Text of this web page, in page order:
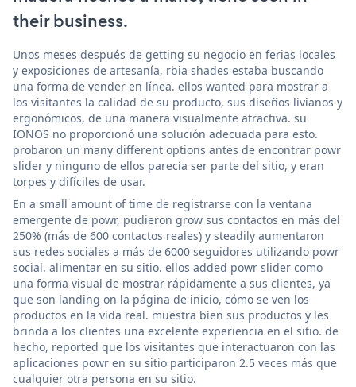
their business.
Unos meses después de getting su negocio en ferias locales
y exposiciones de artesanía, rbia shades estaba buscando
una forma de vender en línea. ellos wanted para mostrar a
los visitantes la calidad de su producto, sus diseños livianos y
ergonómicos, de una manera visualmente atractiva. su
IONOS no proporcionó una solución adecuada para esto.
probaron un many different options antes de encontrar powr
slider y ninguno de ellos parecía ser parte del sitio, y eran
torpes y difíciles de usar.
En a small amount of time de registrarse con la ventana
emergente de powr, pudieron grow sus contactos en más del
250% (más de 600 contactos reales) y steadily aumentaron
sus redes sociales a más de 6000 seguidores utilizando powr
social. alimentar en su sitio. ellos added powr slider como
una forma visual de mostrar rápidamente a sus clientes, ya
que son landing on la página de inicio, cómo se ven los
productos en la vida real. muestra bien sus productos y les
brinda a los clientes una excelente experiencia en el sitio. de
hecho, reported que los visitantes que interactuaron con las
aplicaciones powr en su sitio participaron 2.5 veces más que
cualquier otra persona en su sitio.